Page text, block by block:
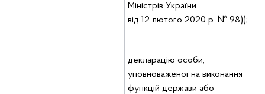
Міністрів України
від 12 лютого 2020 р. № 98));
декларацію особи,
уповноваженої на виконання
функцій держави або